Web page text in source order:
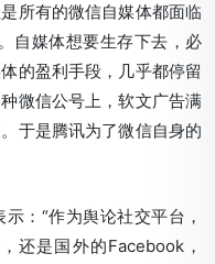
所有的微信自媒体都面临
自媒体想要生存下去，必
的盈利手段，几乎都停留
微信公号上，软文广告满
于是腾讯为了微信自身的
：“作为舆论社交平台，
还是国外的Facebook，